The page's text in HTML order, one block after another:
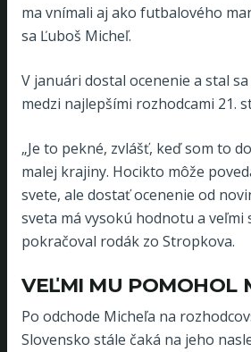
ma vnímali aj ako futbalového
sa Ľuboš Micheľ.
V januári dostal ocenenie a stal
medzi najlepšími rozhodcami 21.
„Je to pekné, zvlášť, keď som to
malej krajiny. Hocikto môže
svete, ale dostať ocenenie od
sveta má vysokú hodnotu a veľmi
pokračoval rodák zo Stropkova.
VEĽMI MU POMOHOL
Po odchode Micheľa na
Slovensko stále čaká na jeho